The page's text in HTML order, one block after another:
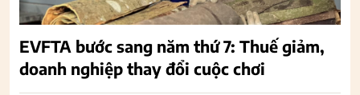
EVFTA bước sang năm thứ 7: Thuế giảm,
doanh nghiệp thay đổi cuộc chơi